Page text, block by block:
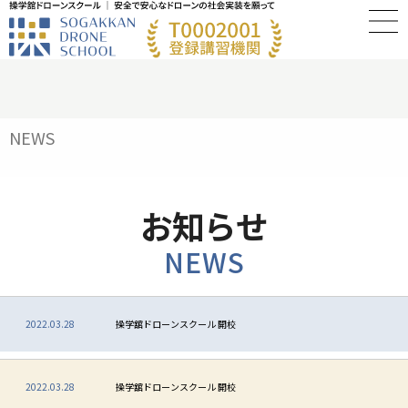
NEWS
お知らせ
NEWS
2022.03.28 操学舘ドローンスクール 開校
2022.03.28 操学舘ドローンスクール 開校